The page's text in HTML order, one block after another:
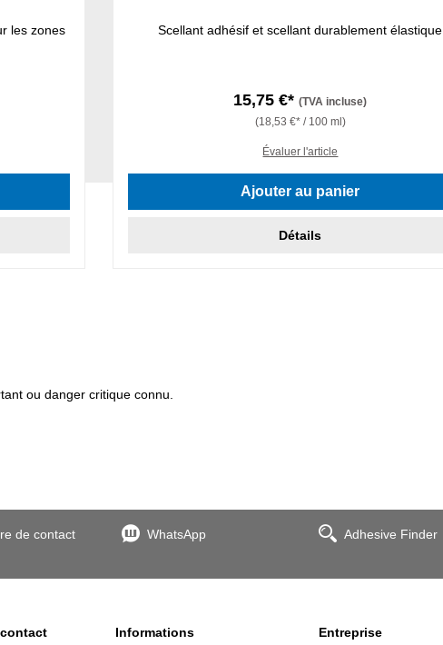
les zones
Scellant adhésif et scellant durablement élastique
15,75 €*(TVA incluse)
(18,53 €* / 100 ml)
Évaluer l'article
Ajouter au panier
Détails
ou danger critique connu.
de contact WhatsApp Adhesive Finder
Informations
Entreprise